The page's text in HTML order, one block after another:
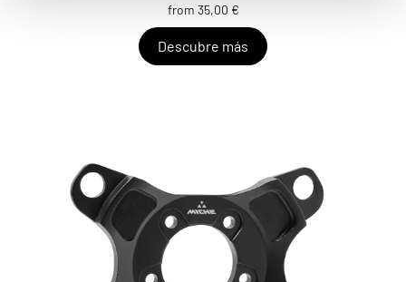
from 35,00 €
Descubre más